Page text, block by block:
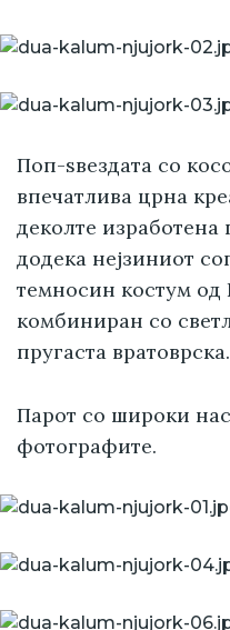
Поп-ѕвездата со
впечатлива црна
деколте
додека нејзиниот
темносин костум
комбиниран со
пругаста вратоврска.
Парот со широки
фотографите.